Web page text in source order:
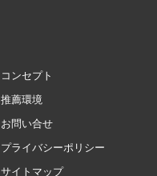
コンセプト
推薦環境
お問い合せ
プライバシーポリシー
サイトマップ